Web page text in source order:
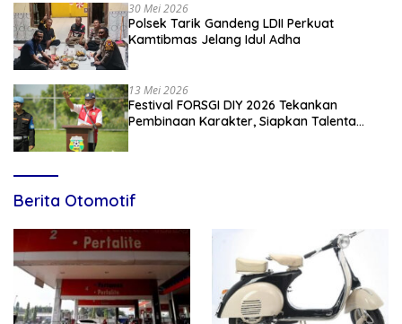
30 Mei 2026
Polsek Tarik Gandeng LDII Perkuat
Kamtibmas Jelang Idul Adha
13 Mei 2026
Festival FORSGI DIY 2026 Tekankan
Pembinaan Karakter, Siapkan Talenta
Berita Otomotif